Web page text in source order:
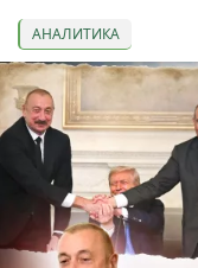
АНАЛИТИКА